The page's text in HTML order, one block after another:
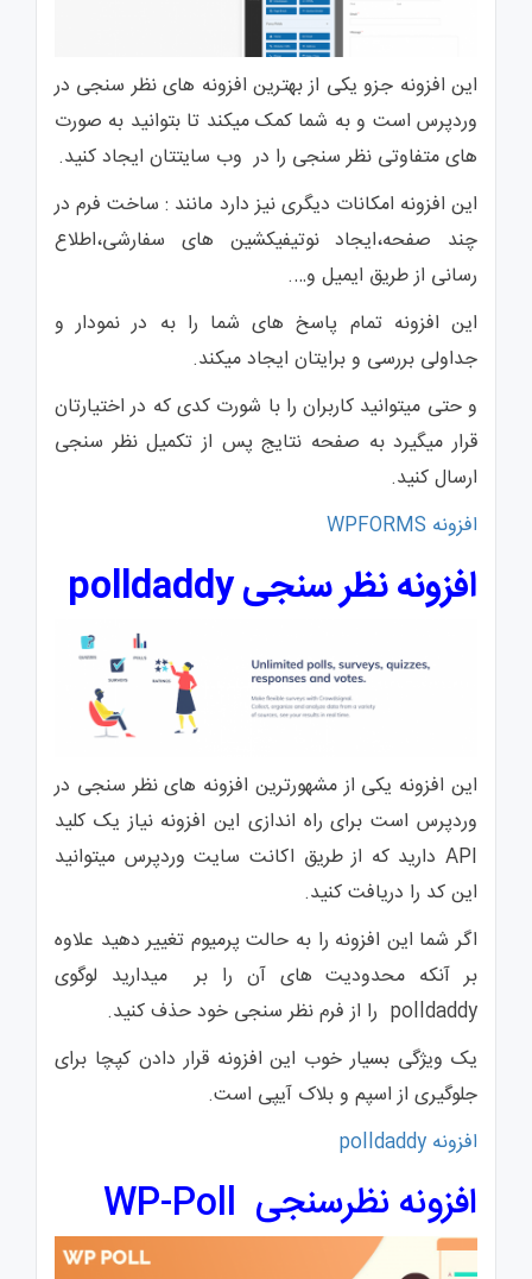
این افزونه جزو یکی از بهترین افزونه های نظر سنجی در
وردپرس است و به شما کمک میکند تا بتوانید به صورت
های متفاوتی نظر سنجی را در وب سایتتان ایجاد کنید.
این افزونه امکانات دیگری نیز دارد مانند : ساخت فرم در
چند صفحه،ایجاد نوتیفیکشین های سفارشی،اطلاع
رسانی از طریق ایمیل و….
این افزونه تمام پاسخ های شما را به در نمودار و
جداولی بررسی و برایتان ایجاد میکند.
و حتی میتوانید کاربران را با شورت کدی که در اختیارتان
قرار میگیرد به صفحه نتایج پس از تکمیل نظر سنجی
ارسال کنید.
افزونه WPFORMS
افزونه نظر سنجی polldaddy
این افزونه یکی از مشهورترین افزونه های نظر سنجی در
وردپرس است برای راه اندازی این افزونه نیاز یک کلید
API دارید که از طریق اکانت سایت وردپرس میتوانید
این کد را دریافت کنید.
اگر شما این افزونه را به حالت پرمیوم تغییر دهید علاوه
بر آنکه محدودیت های آن را بر میدارید لوگوی
polldaddy را از فرم نظر سنجی خود حذف کنید.
یک ویژگی بسیار خوب این افزونه قرار دادن کپچا برای
جلوگیری از اسپم و بلاک آیپی است.
افزونه polldaddy
افزونه نظرسنجی WP-Poll